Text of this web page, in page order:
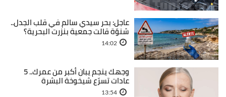
عاجل: بحر سيدي سالم في قلب الجدل..
شنوّة قالت جمعية بنزرت البحرية؟
14:02
وجهك ينجم يبان أكبر من عمرك.. 5
عادات تسرّع شيخوخة البشرة
13:54